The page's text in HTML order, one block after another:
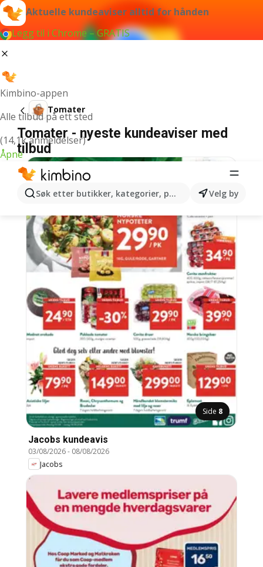
Aktuelle kundeaviser alltid for hånden
Legg til i Chrome – GRATIS
Kimbino-appen
Alle tilbud på ett sted
(14,1k anmeldelser)
Åpne
Søk etter butikker, kategorier, produkter...Velg by
Tomater
Tomater - nyeste kundeaviser med
tilbud
Side 8
Jacobs kundeavis
03/08/2026- 08/08/2026
Jacobs